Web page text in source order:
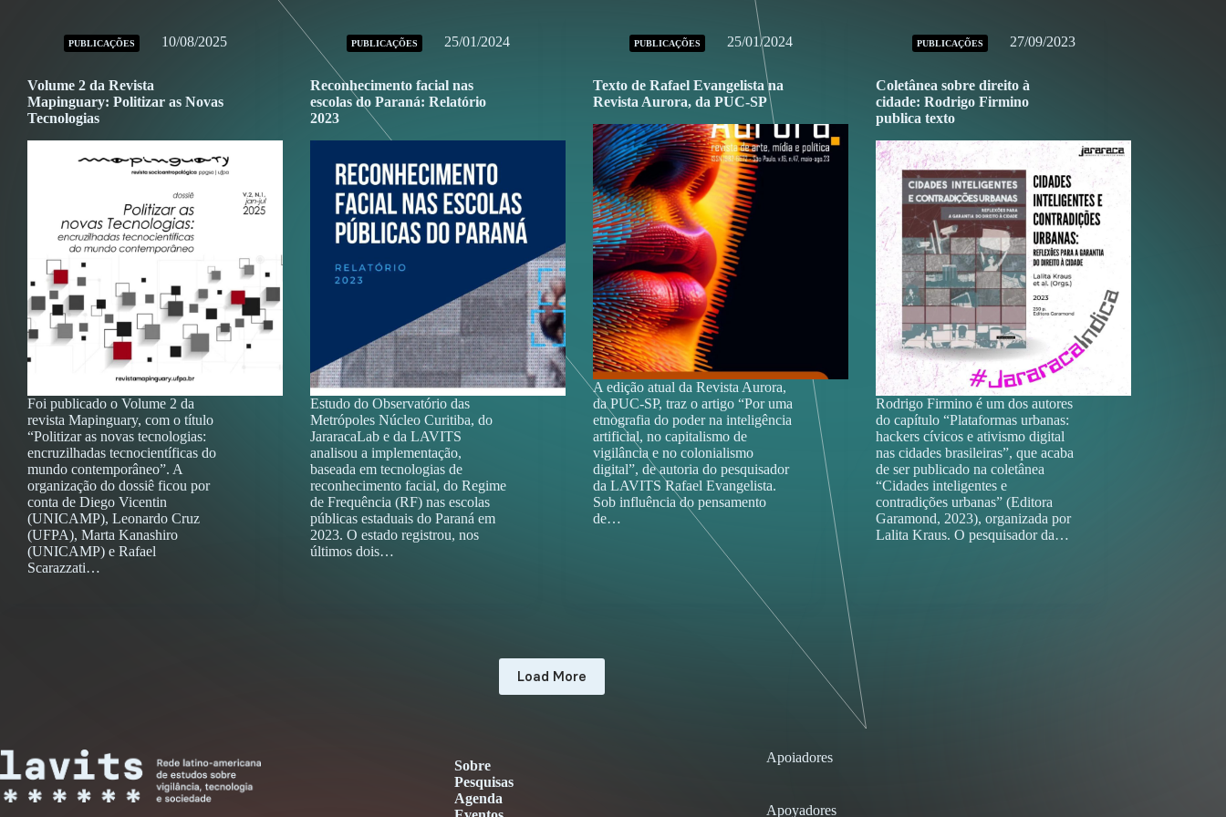
PUBLICAÇÕES 10/08/2025
Volume 2 da Revista
Mapinguary: Politizar as Novas
Tecnologias
Foi publicado o Volume 2 da
revista Mapinguary, com o título
“Politizar as novas tecnologias:
encruzilhadas tecnocientíficas do
mundo contemporâneo”. A
organização do dossiê ficou por
conta de Diego Vicentin
(UNICAMP), Leonardo Cruz
(UFPA), Marta Kanashiro
(UNICAMP) e Rafael
Scarazzati…
PUBLICAÇÕES 25/01/2024
Reconhecimento facial nas
escolas do Paraná: Relatório
2023
Estudo do Observatório das
Metrópoles Núcleo Curitiba, do
JararacaLab e da LAVITS
analisou a implementação,
baseada em tecnologias de
reconhecimento facial, do Regime
de Frequência (RF) nas escolas
públicas estaduais do Paraná em
2023. O estado registrou, nos
últimos dois…
PUBLICAÇÕES 25/01/2024
Texto de Rafael Evangelista na
Revista Aurora, da PUC-SP
A edição atual da Revista Aurora,
da PUC-SP, traz o artigo “Por uma
etnografia do poder na inteligência
artificial, no capitalismo de
vigilância e no colonialismo
digital”, de autoria do pesquisador
da LAVITS Rafael Evangelista.
Sob influência do pensamento
de…
PUBLICAÇÕES 27/09/2023
Coletânea sobre direito à
cidade: Rodrigo Firmino
publica texto
Rodrigo Firmino é um dos autores
do capítulo “Plataformas urbanas:
hackers cívicos e ativismo digital
nas cidades brasileiras”, que acaba
de ser publicado na coletânea
“Cidades inteligentes e
contradições urbanas” (Editora
Garamond, 2023), organizada por
Lalita Kraus. O pesquisador da…
Load More
Sobre
Pesquisas
Agenda
Apoiadores
Apoyadores